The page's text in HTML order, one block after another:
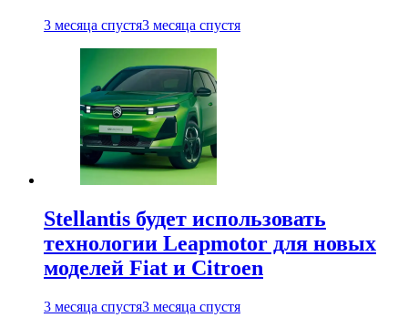
3 месяца спустя3 месяца спустя
Stellantis будет использовать
технологии Leapmotor для новых
моделей Fiat и Citroen
3 месяца спустя3 месяца спустя